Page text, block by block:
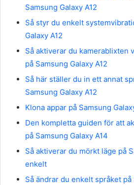
Samsung Galaxy A12
Så styr du enkelt
Galaxy A12
Så aktiverar du kamerablixten
på Samsung Galaxy A12
Så här ställer du in ett annat
Samsung Galaxy A12
Klona appar på Samsung
Den kompletta guiden för att
på Samsung Galaxy A14
Så aktiverar du mörkt läge på
enkelt
Så ändrar du enkelt språket på